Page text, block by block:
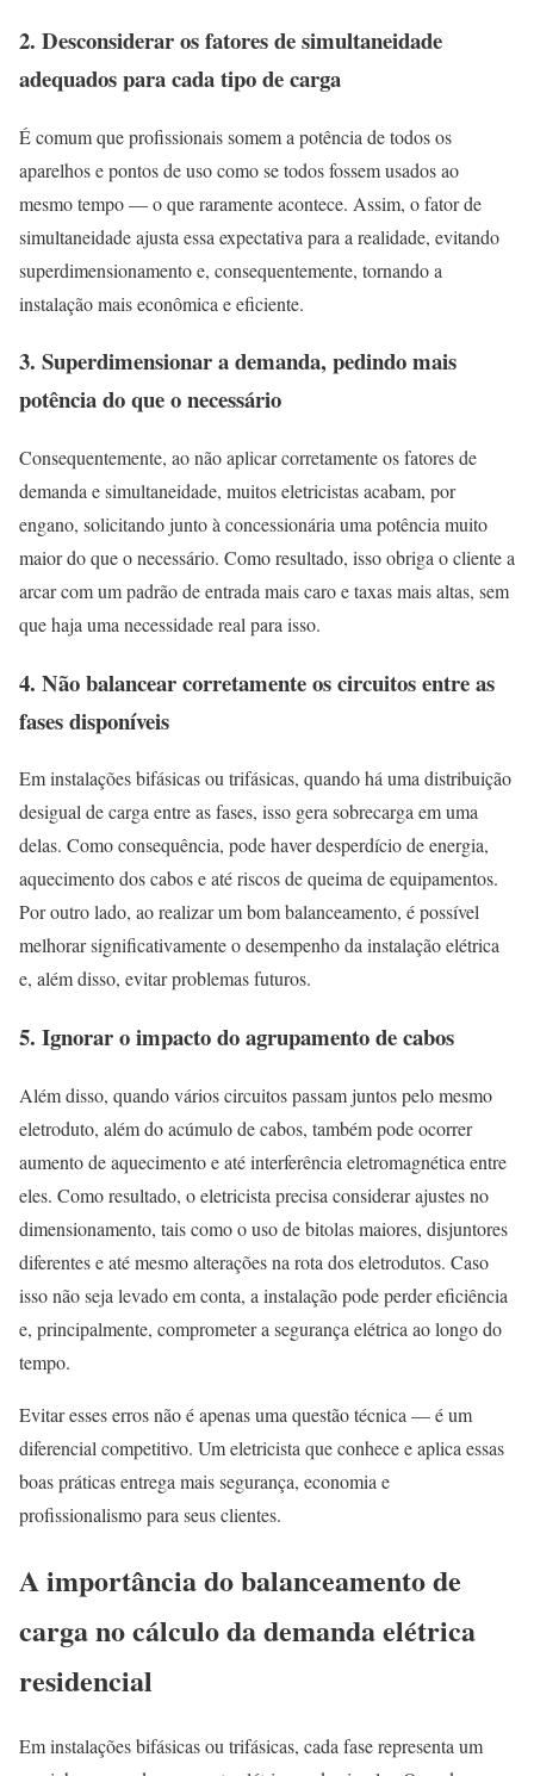
2. Desconsiderar os fatores de simultaneidade
adequados para cada tipo de carga
É comum que profissionais somem a potência de todos os
aparelhos e pontos de uso como se todos fossem usados ao
mesmo tempo — o que raramente acontece. Assim, o fator de
simultaneidade ajusta essa expectativa para a realidade, evitando
superdimensionamento e, consequentemente, tornando a
instalação mais econômica e eficiente.
3. Superdimensionar a demanda, pedindo mais
potência do que o necessário
Consequentemente, ao não aplicar corretamente os fatores de
demanda e simultaneidade, muitos eletricistas acabam, por
engano, solicitando junto à concessionária uma potência muito
maior do que o necessário. Como resultado, isso obriga o cliente a
arcar com um padrão de entrada mais caro e taxas mais altas, sem
que haja uma necessidade real para isso.
4. Não balancear corretamente os circuitos entre as
fases disponíveis
Em instalações bifásicas ou trifásicas, quando há uma distribuição
desigual de carga entre as fases, isso gera sobrecarga em uma
delas. Como consequência, pode haver desperdício de energia,
aquecimento dos cabos e até riscos de queima de equipamentos.
Por outro lado, ao realizar um bom balanceamento, é possível
melhorar significativamente o desempenho da instalação elétrica
e, além disso, evitar problemas futuros.
5. Ignorar o impacto do agrupamento de cabos
Além disso, quando vários circuitos passam juntos pelo mesmo
eletroduto, além do acúmulo de cabos, também pode ocorrer
aumento de aquecimento e até interferência eletromagnética entre
eles. Como resultado, o eletricista precisa considerar ajustes no
dimensionamento, tais como o uso de bitolas maiores, disjuntores
diferentes e até mesmo alterações na rota dos eletrodutos. Caso
isso não seja levado em conta, a instalação pode perder eficiência
e, principalmente, comprometer a segurança elétrica ao longo do
tempo.
Evitar esses erros não é apenas uma questão técnica — é um
diferencial competitivo. Um eletricista que conhece e aplica essas
boas práticas entrega mais segurança, economia e
profissionalismo para seus clientes.
A importância do balanceamento de
carga no cálculo da demanda elétrica
residencial
Em instalações bifásicas ou trifásicas, cada fase representa um